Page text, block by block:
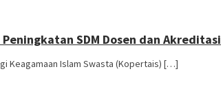
SDM Dosen dan Akreditasi
Keagamaan Islam Swasta (Kopertais) […]